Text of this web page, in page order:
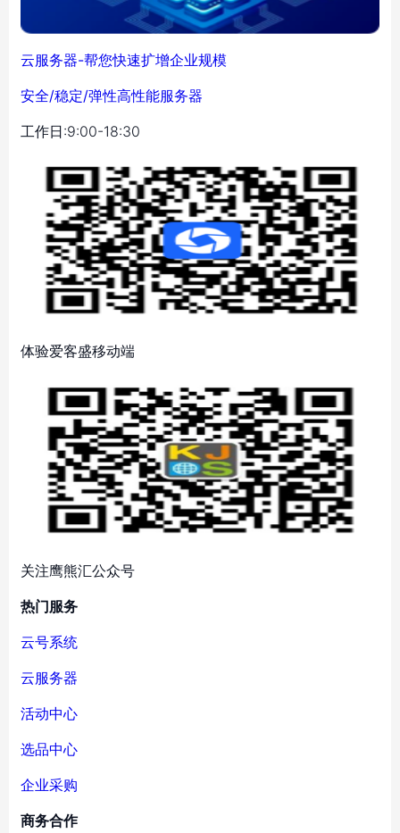
云服务器-帮您快速扩增企业规模
安全/稳定/弹性高性能服务器
工作日:9:00-18:30
体验爱客盛移动端
关注鹰熊汇公众号
热门服务
云号系统
云服务器
活动中心
选品中心
企业采购
商务合作